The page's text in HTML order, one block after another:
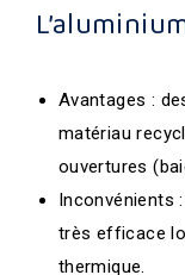
Avantages :
matériau
ouvertures
Inconvénients
très efficace
thermique.